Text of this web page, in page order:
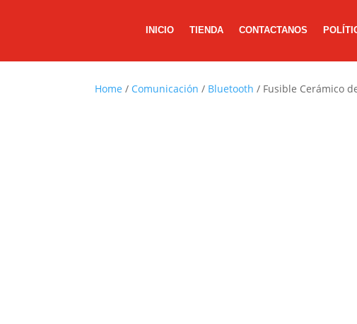
INICIO TIENDA CONTACTANOS
Home / Comunicación / Bluetooth / Fusible Cerámico